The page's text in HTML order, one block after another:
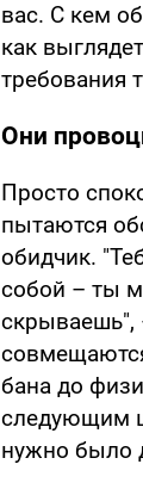
вас. С кем
как
требования
Они
Просто
пытаются
обидчик.
собой – ты
скрываешь",
бана до
следующим
нужно было